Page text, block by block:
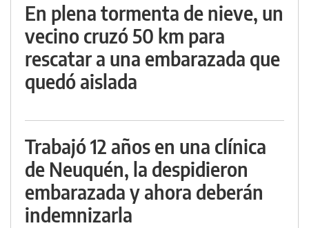
En plena tormenta de nieve, un
vecino cruzó 50 km para
rescatar a una embarazada que
quedó aislada
Trabajó 12 años en una clínica
de Neuquén, la despidieron
embarazada y ahora deberán
indemnizarla